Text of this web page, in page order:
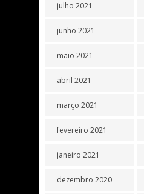
julho 2021
junho 2021
maio 2021
abril 2021
março 2021
fevereiro 2021
janeiro 2021
dezembro 2020